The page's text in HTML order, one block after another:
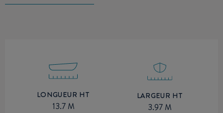
LONGUEUR HT
13.7 M
LARGEUR HT
3.97 M